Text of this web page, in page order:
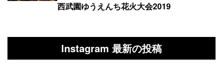
西武園ゆうえんち花火大会2019
Instagram 最新の投稿